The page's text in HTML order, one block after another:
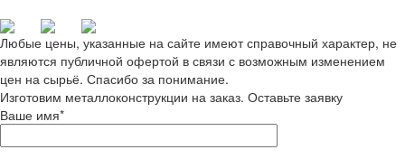
Любые цены, указанные на сайте имеют справочный характер, не
являются публичной офертой в связи с возможным изменением
цен на сырьё. Спасибо за понимание.
Изготовим металлоконструкции на заказ. Оставьте заявку
Ваше имя*